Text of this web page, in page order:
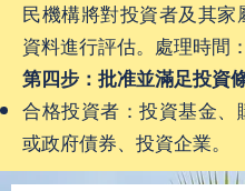
民機構將對投資者及其家
資料進行評估。處理時間
第四步：批准並滿足投資
合格投資者：投資基金、
或政府債券、投資企業。